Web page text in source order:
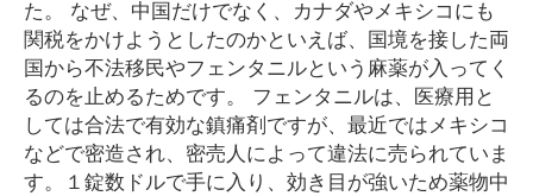
た。 なぜ、中国だけでなく、カナダやメキシコにも
関税をかけようとしたのかといえば、国境を接した両
国から不法移民やフェンタニルという麻薬が入ってく
るのを止めるためです。 フェンタニルは、医療用と
しては合法で有効な鎮痛剤ですが、最近ではメキシコ
などで密造され、密売人によって違法に売られていま
す。１錠数ドルで手に入り、効き目が強いため薬物中